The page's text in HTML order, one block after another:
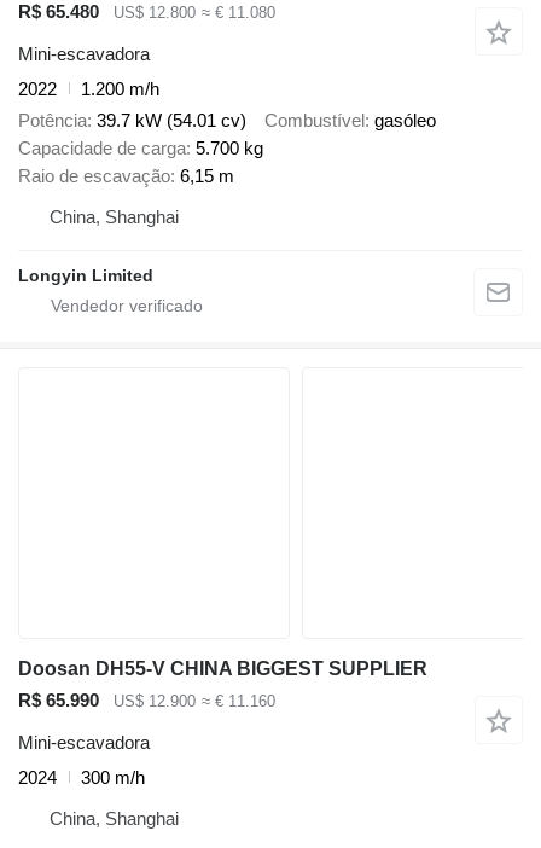
R$ 65.480
US$ 12.800 ≈ € 11.080
Mini-escavadora
2022
1.200 m/h
Potência 39.7 kW (54.01 cv) Combustível gasóleo
Capacidade de carga 5.700 kg
Raio de escavação 6,15 m
China, Shanghai
Longyin Limited
Doosan DH55-V CHINA BIGGEST SUPPLIER
R$ 65.990
US$ 12.900 ≈ € 11.160
Mini-escavadora
2024
300 m/h
China, Shanghai